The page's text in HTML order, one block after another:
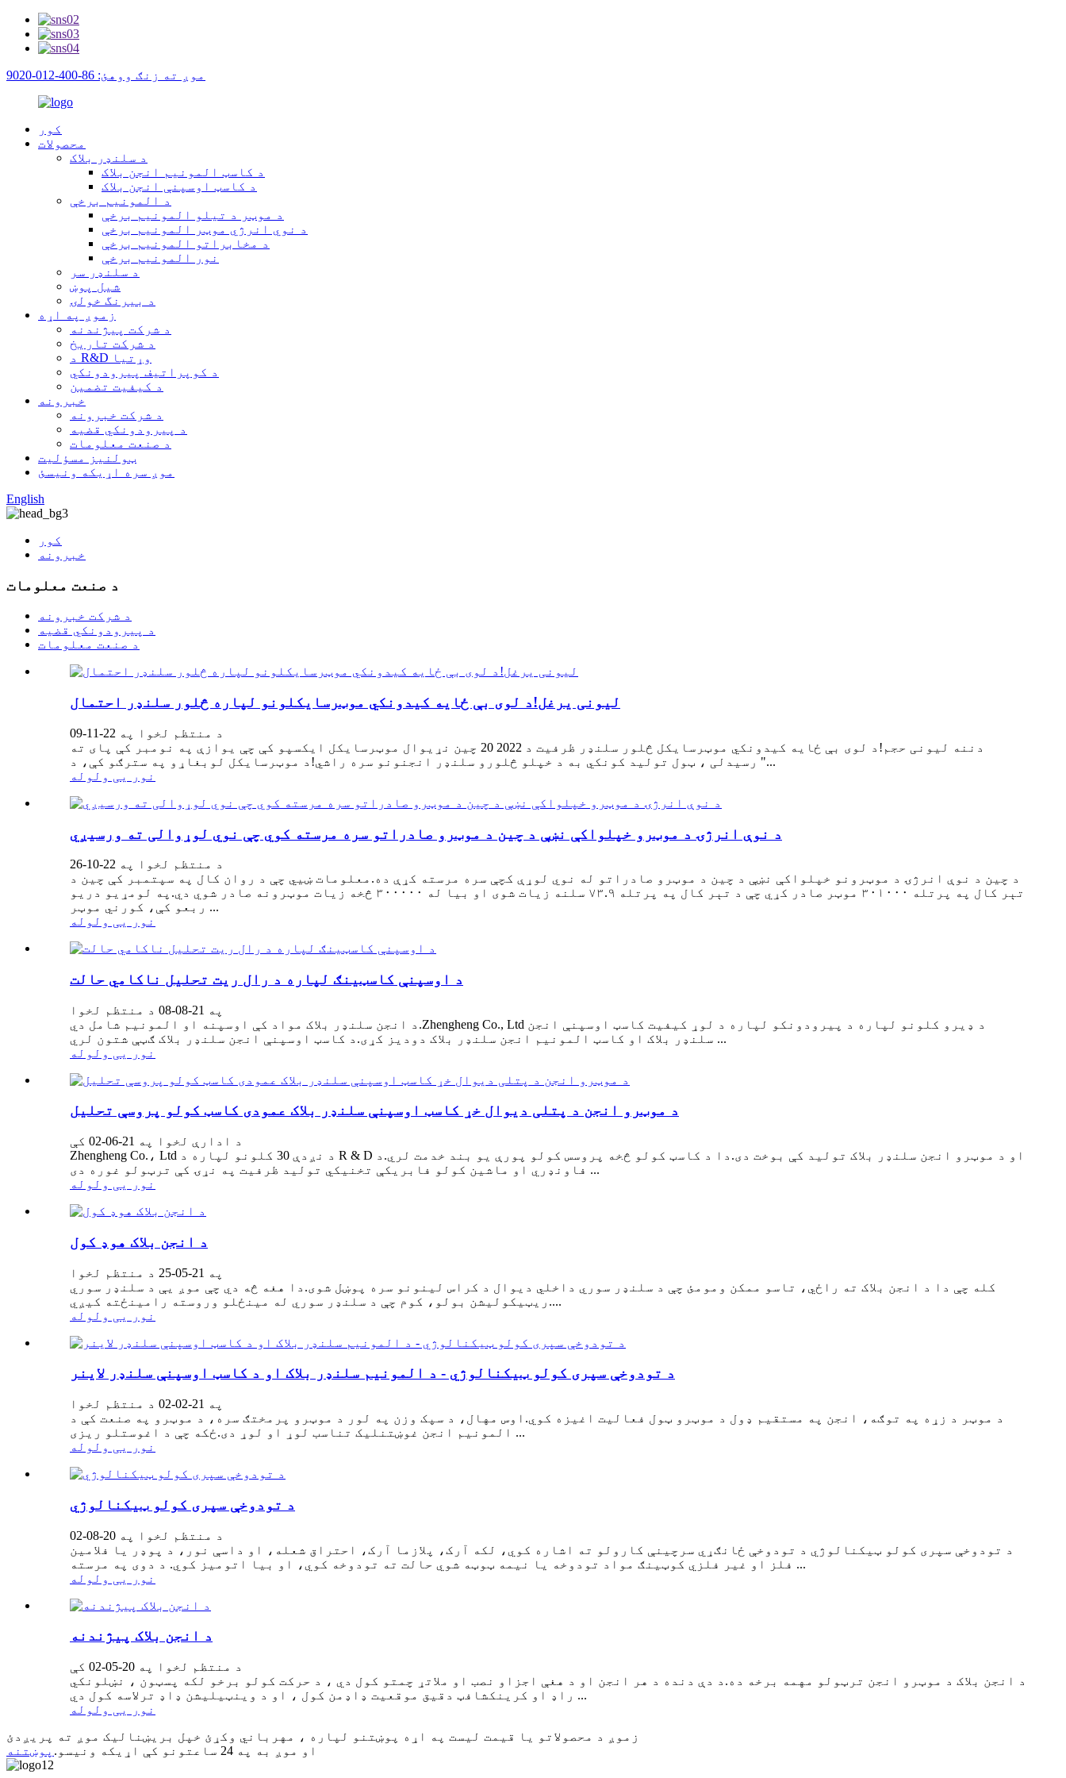
موږ ته زنګ ووهئ: 86-400-012-9020
کور
محصولات
د سلنډر بلاک
د کاسټ المونیم انجن بلاک
د کاسټ اوسپنې انجن بلاک
د المونیم برخې
د موټر د تیلو المونیم برخې
د نوي انرژي موټر المونیم برخې
د مخابراتو المونیم برخې
نور المونیم برخې
د سلنډر سر
شیل پوښ
د بیرنگ خولۍ
زموږ په اړه
د شرکت پیژندنه
د شرکت تاریخ
د R&D وړتیا
د کوپراتیف پیرودونکي
د کیفیت تضمین
خبرونه
د شرکت خبرونه
د پیرودونکي قضیه
د صنعت معلومات
ټولنیز مسؤلیت
موږ سره اړیکه ونیسئ
English
کور
خبرونه
د صنعت معلومات
د شرکت خبرونه
د پیرودونکي قضیه
د صنعت معلومات
لیونی یرغل!د لوی بې ځایه کیدونکي موټرسایکلونو لپاره څلور سلنډر احتمال
د منتظم لخوا په 22-11-09
دننه لیونی حجم!د لوی بې ځایه کیدونکي موټرسایکل څلور سلنډر ظرفیت د 2022 20 چین نړیوال موټرسایکل ایکسپو کې چې یوازې په نومبر کې پای ته
رسیدلی ، ټول تولید کونکي به د خپلو څلورو سلنډر انجنونو سره راشي!د موټرسایکل لوبغاړو په سترګو کې، د "...
نور یی ولوله
د نوې انرژۍ د موټرو خپلواکې نښې د چين د موټرو صادراتو سره مرسته کوي چې نوي لوړوالی ته ورسيږي
د منتظم لخوا په 22-10-26
د چين د نوې انرژۍ د موټرونو خپلواکې نښې د چين د موټرو صادراتو له نوي لوړې کچې سره مرسته کړې ده.معلومات ښيي چې د روان کال په سپتمبر کې چين د
تېر کال په پرتله ۳۰۱۰۰۰ موټر صادر کړي چې د تېر کال په پرتله ۷۳.۹ سلنه زيات شوی او بيا له ۳۰۰۰۰۰ څخه زيات موټرونه صادر شوي دي.په لومړیو دریو
ربعو کې، کورني موټر ...
نور یی ولوله
د اوسپنې کاسټینګ لپاره د رال ریت تحلیل ناکامي حالت
په 21-08-08 د منتظم لخوا
د انجن سلنډر بلاک مواد کې اوسپنه او المونیم شامل دي.Zhengheng Co., Ltd د ډیرو کلونو لپاره د پیرودونکو لپاره د لوړ کیفیت کاسټ اوسپنې انجن
سلنډر بلاک او کاسټ المونیم انجن سلنډر بلاک دودیز کړی.د کاسټ اوسپنې انجن سلنډر بلاک ګټې شتون لري ...
نور یی ولوله
د موټرو انجن د پتلی دیوال خړ کاسټ اوسپنې سلنډر بلاک عمودی کاسټ کولو پروسې تحلیل
د ادارې لخوا په 21-06-02 کې
Zhengheng Co.، Ltd د نږدې 30 کلونو لپاره د R & D او د موټرو انجن سلنډر بلاک تولید کې بوخت دی.دا د کاسټ کولو څخه پروسس کولو پورې یو بند خدمت لري.د
فاونډري او ماشین کولو فابریکې تخنیکي تولید ظرفیت په نړۍ کې ترټولو غوره دی ...
نور یی ولوله
د انجن بلاک هوډ کول
په 21-05-25 د منتظم لخوا
کله چې دا د انجن بلاک ته راځي، تاسو ممکن ومومئ چې د سلنډر سوري داخلي دیوال د کراس لینونو سره پوښل شوی.دا هغه څه دي چې موږ یې د سلنډر سوري
ریټیکولیشن بولو، کوم چې د سلنډر سوري له مینځلو وروسته رامینځته کیږي....
نور یی ولوله
د تودوخې سپری کولو ټیکنالوژي - د المونیم سلنډر بلاک او د کاسټ اوسپنې سلنډر لاینر
په 21-02-02 د منتظم لخوا
د موټر د زړه په توګه، انجن په مستقیم ډول د موټرو ټول فعالیت اغیزه کوي.اوس مهال، د سپک وزن په لور د موټرو پرمختګ سره، د موټرو په صنعت کې د
المونیم انجن غوښتنلیک تناسب لوړ او لوړ دی.ځکه چې د اغوستلو ریزی ...
نور یی ولوله
د تودوخې سپری کولو ټیکنالوژي
د منتظم لخوا په 20-08-02
د تودوخې سپری کولو ټیکنالوژي د تودوخې ځانګړي سرچینې کارولو ته اشاره کوي، لکه آرک، پلازما آرک، احتراق شعله، او داسې نور، د پوډر یا فلامین
فلز او غیر فلزي کوټینګ مواد تودوخه یا نیمه ټوټه شوي حالت ته تودوخه کوي، او بیا اتومیز کوي. د دوی په مرسته ...
نور یی ولوله
د انجن بلاک پیژندنه
د منتظم لخوا په 20-05-02 کې
د انجن بلاک د موټرو انجن ترټولو مهمه برخه ده.د دې دنده د هر انجن او د هغې اجزاو نصب او ملاتړ چمتو کول دي ، د حرکت کولو برخو لکه پسټون ، نښلونکي
راډ او کرینکشافټ دقیق موقعیت ډاډمن کول ، او د وینټیلیشن ډاډ ترلاسه کول دي ...
نور یی ولوله
زموږ د محصولاتو یا قیمت لیست په اړه پوښتنو لپاره ، مهرباني وکړئ خپل بریښنالیک موږ ته پریږدئ
او موږ به په 24 ساعتونو کې اړیکه ونیسو.
پوښتنه